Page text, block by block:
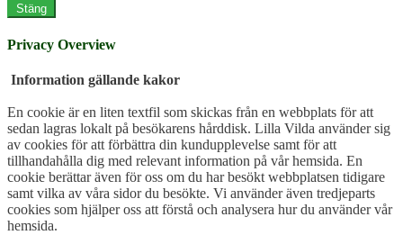
Stäng
Privacy Overview
Information gällande kakor
En cookie är en liten textfil som skickas från en webbplats för att
sedan lagras lokalt på besökarens hårddisk. Lilla Vilda använder sig
av cookies för att förbättra din kundupplevelse samt för att
tillhandahålla dig med relevant information på vår hemsida. En
cookie berättar även för oss om du har besökt webbplatsen tidigare
samt vilka av våra sidor du besökte. Vi använder även tredjeparts
cookies som hjälper oss att förstå och analysera hur du använder vår
hemsida.